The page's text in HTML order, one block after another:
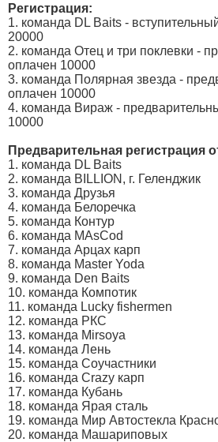
Регистрация:
1. команда DL Baits -
20000
2. команда Отец и три поклевки -
оплачен 10000
3. команда Полярная звезда -
оплачен 10000
4. команда Вираж -
10000
Предварительная регистрация
1. команда DL Baits
2. команда BILLION, г. Геленджик
3. команда Друзья
4. команда Белоречка
5. команда Контур
6. команда MAsCod
7. команда Арцах карп
8. команда Master Yoda
9. команда Den Baits
10. команда Компотик
11. команда Lucky fishermen
12. команда РКС
13. команда Mirsoya
14. команда Лень
15. команда Соучастники
16. команда Crazy карп
17. команда Кубань
18. команда Ярая сталь
19. команда Мир Автостекла
20. команда Машариповых